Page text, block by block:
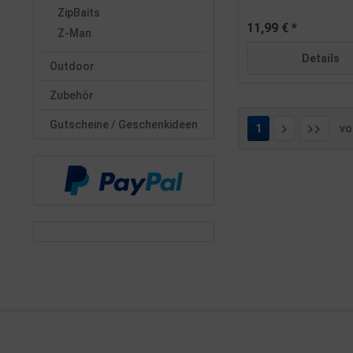
ZipBaits
Z-Man
Outdoor
Zubehör
Gutscheine / Geschenkideen
11,99 € *
Details
1